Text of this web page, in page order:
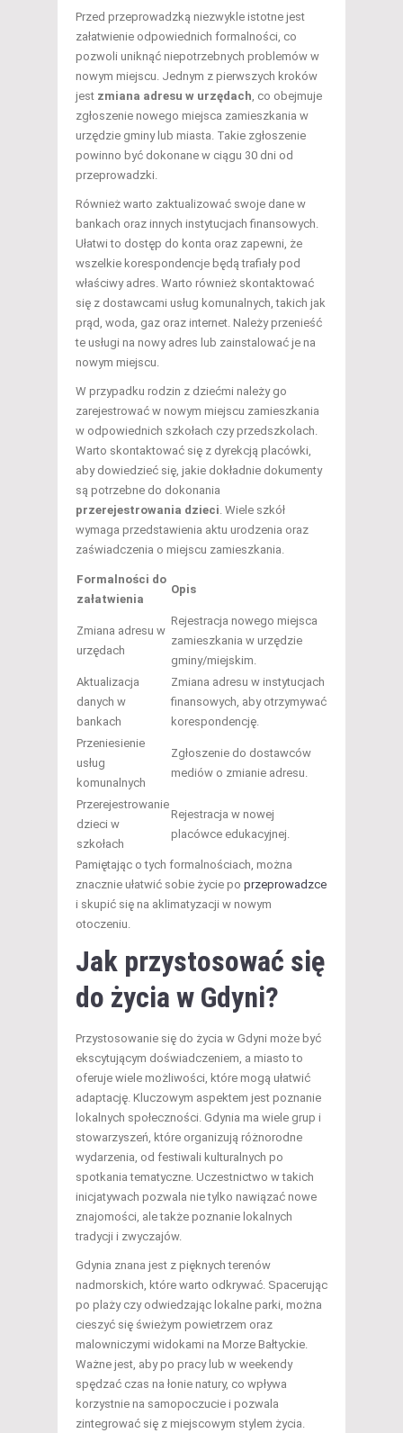
Przed przeprowadzką niezwykle istotne jest
załatwienie odpowiednich formalności, co
pozwoli uniknąć niepotrzebnych problemów w
nowym miejscu. Jednym z pierwszych kroków
jest zmiana adresu w urzędach, co obejmuje
zgłoszenie nowego miejsca zamieszkania w
urzędzie gminy lub miasta. Takie zgłoszenie
powinno być dokonane w ciągu 30 dni od
przeprowadzki.
Również warto zaktualizować swoje dane w
bankach oraz innych instytucjach finansowych.
Ułatwi to dostęp do konta oraz zapewni, że
wszelkie korespondencje będą trafiały pod
właściwy adres. Warto również skontaktować
się z dostawcami usług komunalnych, takich jak
prąd, woda, gaz oraz internet. Należy przenieść
te usługi na nowy adres lub zainstalować je na
nowym miejscu.
W przypadku rodzin z dziećmi należy go
zarejestrować w nowym miejscu zamieszkania
w odpowiednich szkołach czy przedszkolach.
Warto skontaktować się z dyrekcją placówki,
aby dowiedzieć się, jakie dokładnie dokumenty
są potrzebne do dokonania
przerejestrowania dzieci. Wiele szkół
wymaga przedstawienia aktu urodzenia oraz
zaświadczenia o miejscu zamieszkania.
Formalności do
załatwienia
Opis
Zmiana adresu w
urzędach
Rejestracja nowego miejsca
zamieszkania w urzędzie
gminy/miejskim.
Aktualizacja
danych w
bankach
Zmiana adresu w instytucjach
finansowych, aby otrzymywać
korespondencję.
Przeniesienie
usług
komunalnych
Zgłoszenie do dostawców
mediów o zmianie adresu.
Przerejestrowanie
dzieci w
szkołach
Rejestracja w nowej
placówce edukacyjnej.
Pamiętając o tych formalnościach, można
znacznie ułatwić sobie życie po przeprowadzce
i skupić się na aklimatyzacji w nowym
otoczeniu.
Jak przystosować się
do życia w Gdyni?
Przystosowanie się do życia w Gdyni może być
ekscytującym doświadczeniem, a miasto to
oferuje wiele możliwości, które mogą ułatwić
adaptację. Kluczowym aspektem jest poznanie
lokalnych społeczności. Gdynia ma wiele grup i
stowarzyszeń, które organizują różnorodne
wydarzenia, od festiwali kulturalnych po
spotkania tematyczne. Uczestnictwo w takich
inicjatywach pozwala nie tylko nawiązać nowe
znajomości, ale także poznanie lokalnych
tradycji i zwyczajów.
Gdynia znana jest z pięknych terenów
nadmorskich, które warto odkrywać. Spacerując
po plaży czy odwiedzając lokalne parki, można
cieszyć się świeżym powietrzem oraz
malowniczymi widokami na Morze Bałtyckie.
Ważne jest, aby po pracy lub w weekendy
spędzać czas na łonie natury, co wpływa
korzystnie na samopoczucie i pozwala
zintegrować się z miejscowym stylem życia.